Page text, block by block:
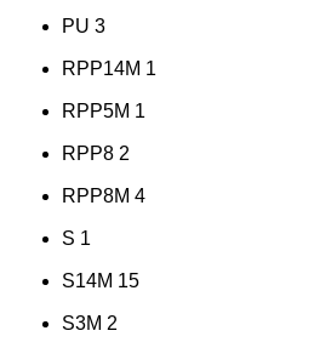
PU 3
RPP14M 1
RPP5M 1
RPP8 2
RPP8M 4
S 1
S14M 15
S3M 2